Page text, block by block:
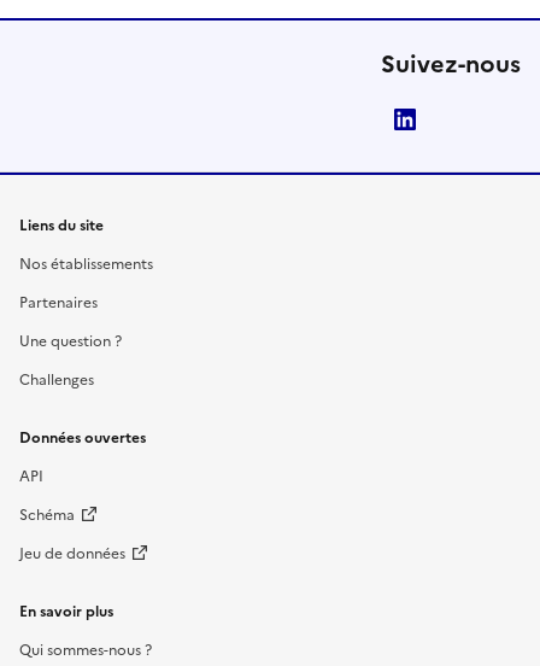
Suivez-nous
Liens du site
Nos établissements
Partenaires
Une question ?
Challenges
Données ouvertes
API
Schéma
Jeu de données
En savoir plus
Qui sommes-nous ?